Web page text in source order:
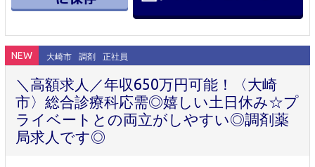
NEW 大崎市 調剤 正社員
＼高額求人／年収650万円可能！〈大崎
市〉総合診療科応需◎嬉しい土日休み☆プ
ライベートとの両立がしやすい◎調剤薬
局求人です◎